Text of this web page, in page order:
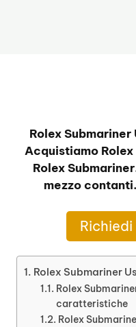
Rolex Submariner
Acquistiamo
Rolex
mezzo
Rolex Submariner
Rolex
caratteristiche
Rolex